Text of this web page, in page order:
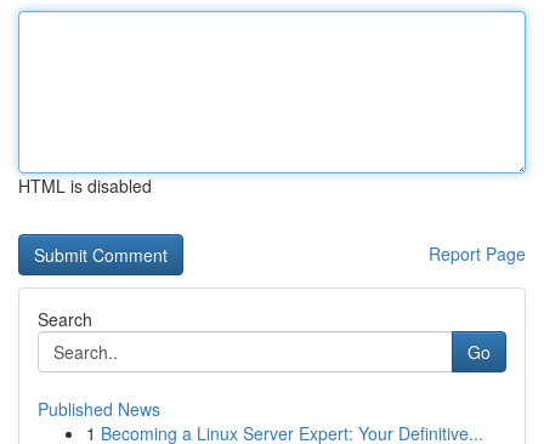
HTML is disabled
Report Page
Search
Go
Published News
1 Becoming a Linux Server Expert: Your Definitive...